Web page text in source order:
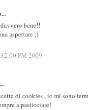
bene!!
aspettare ;)
PM 2009
di cookies , io mi sono
a pasticciare!